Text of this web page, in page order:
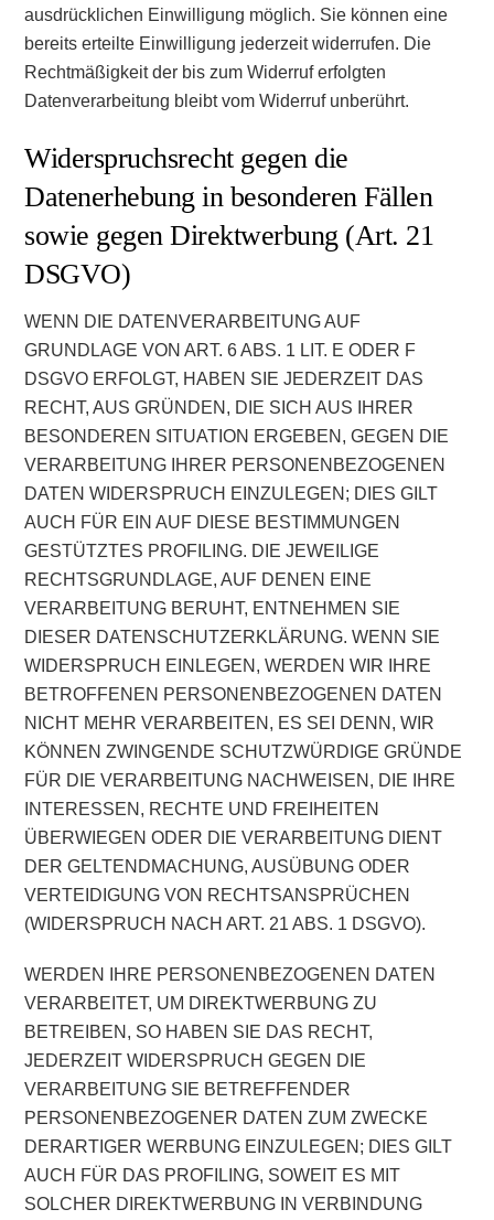
ausdrücklichen Einwilligung möglich. Sie können eine
bereits erteilte Einwilligung jederzeit widerrufen. Die
Rechtmäßigkeit der bis zum Widerruf erfolgten
Datenverarbeitung bleibt vom Widerruf unberührt.
Widerspruchsrecht gegen die
Datenerhebung in besonderen Fällen
sowie gegen Direktwerbung (Art. 21
DSGVO)
WENN DIE DATENVERARBEITUNG AUF
GRUNDLAGE VON ART. 6 ABS. 1 LIT. E ODER F
DSGVO ERFOLGT, HABEN SIE JEDERZEIT DAS
RECHT, AUS GRÜNDEN, DIE SICH AUS IHRER
BESONDEREN SITUATION ERGEBEN, GEGEN DIE
VERARBEITUNG IHRER PERSONENBEZOGENEN
DATEN WIDERSPRUCH EINZULEGEN; DIES GILT
AUCH FÜR EIN AUF DIESE BESTIMMUNGEN
GESTÜTZTES PROFILING. DIE JEWEILIGE
RECHTSGRUNDLAGE, AUF DENEN EINE
VERARBEITUNG BERUHT, ENTNEHMEN SIE
DIESER DATENSCHUTZERKLÄRUNG. WENN SIE
WIDERSPRUCH EINLEGEN, WERDEN WIR IHRE
BETROFFENEN PERSONENBEZOGENEN DATEN
NICHT MEHR VERARBEITEN, ES SEI DENN, WIR
KÖNNEN ZWINGENDE SCHUTZWÜRDIGE GRÜNDE
FÜR DIE VERARBEITUNG NACHWEISEN, DIE IHRE
INTERESSEN, RECHTE UND FREIHEITEN
ÜBERWIEGEN ODER DIE VERARBEITUNG DIENT
DER GELTENDMACHUNG, AUSÜBUNG ODER
VERTEIDIGUNG VON RECHTSANSPRÜCHEN
(WIDERSPRUCH NACH ART. 21 ABS. 1 DSGVO).
WERDEN IHRE PERSONENBEZOGENEN DATEN
VERARBEITET, UM DIREKTWERBUNG ZU
BETREIBEN, SO HABEN SIE DAS RECHT,
JEDERZEIT WIDERSPRUCH GEGEN DIE
VERARBEITUNG SIE BETREFFENDER
PERSONENBEZOGENER DATEN ZUM ZWECKE
DERARTIGER WERBUNG EINZULEGEN; DIES GILT
AUCH FÜR DAS PROFILING, SOWEIT ES MIT
SOLCHER DIREKTWERBUNG IN VERBINDUNG